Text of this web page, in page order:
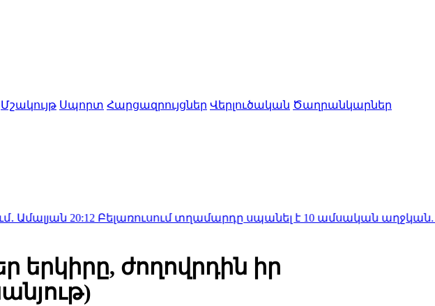
Մշակույթ Սպորտ Հարցազրույցներ Վերլուծական Ծաղրանկարներ
20:12Բելառուսում տղամարդը սպանել է 10 ամսական աղջկան.
երկիրը, ժողովրդին իր